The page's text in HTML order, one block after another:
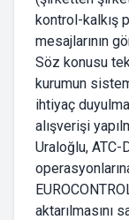
kontrol-kalkış
mesajlarının
Söz konusu
kurumun
ihtiyaç
alışverişi
Uraloğlu, ATC-
aktarılmasını